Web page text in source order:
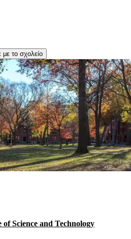
με το σχολείο
Science and Technology